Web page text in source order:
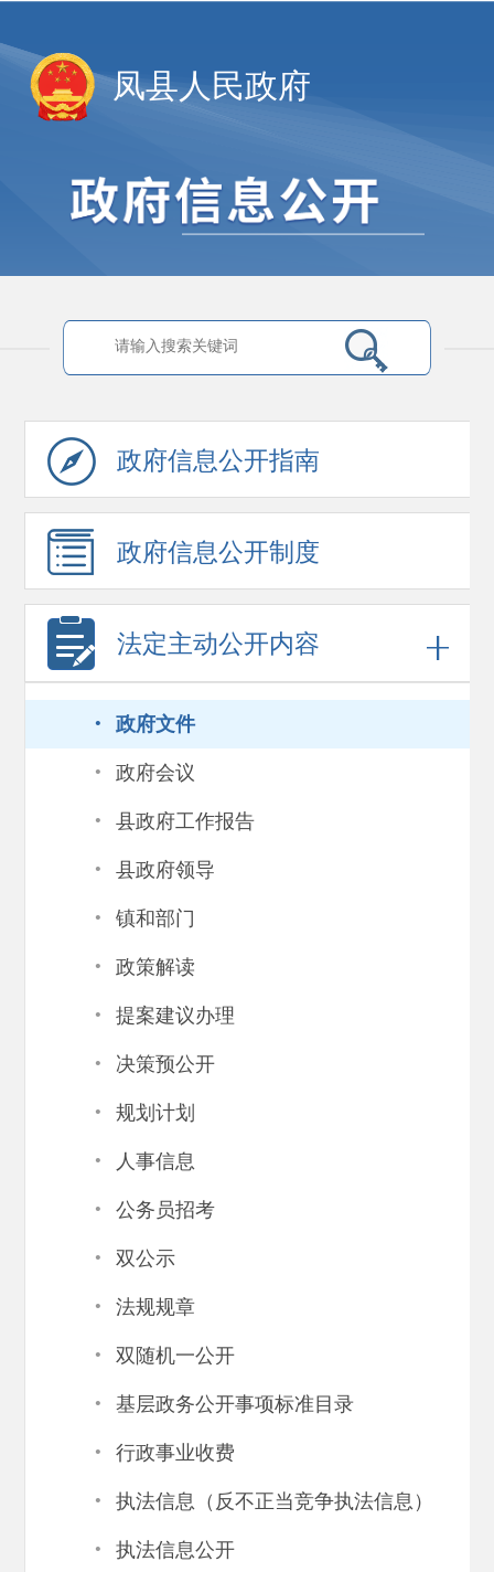
凤县人民政府
政府信息公开指南
政府信息公开制度
法定主动公开内容
· 政府文件
· 政府会议
· 县政府工作报告
· 县政府领导
· 镇和部门
· 政策解读
· 提案建议办理
· 决策预公开
· 规划计划
· 人事信息
· 公务员招考
· 双公示
· 法规规章
· 双随机一公开
· 基层政务公开事项标准目录
· 行政事业收费
· 执法信息（反不正当竞争执法信息）
· 执法信息公开